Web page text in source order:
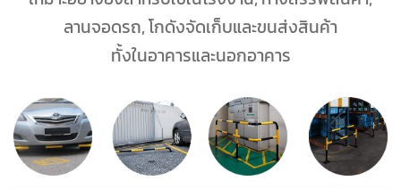
ลานจอดรถ, โกดังจัดเก็บและขนส่งสินค้า
ทั้งในอาคารและนอกอาคาร